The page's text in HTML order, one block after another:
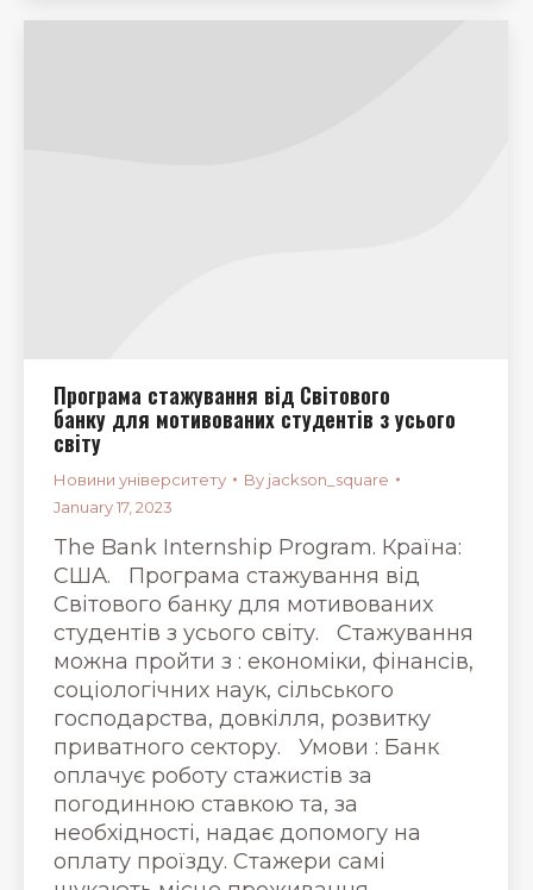
Програма стажування від Світового
банку для мотивованих студентів з усього
світу
Новини університету By jackson_square
January 17, 2023
The Bank Internship Program. Країна:
США. Програма стажування від
Світового банку для мотивованих
студентів з усього світу. Стажування
можна пройти з : економіки, фінансів,
соціологічних наук, сільського
господарства, довкілля, розвитку
приватного сектору. Умови : Банк
оплачує роботу стажистів за
погодинною ставкою та, за
необхідності, надає допомогу на
оплату проїзду. Стажери самі